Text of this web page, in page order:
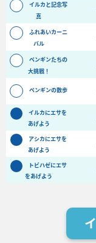
団体向けプラン情
イルカと記念写
真
ふれあいカーニ
バル
ペンギンたちの
大挑戦！
ペンギンの散歩
イルカにエサを
あげよう
アシカにエサを
あげよう
トビハゼにエサ
をあげよう